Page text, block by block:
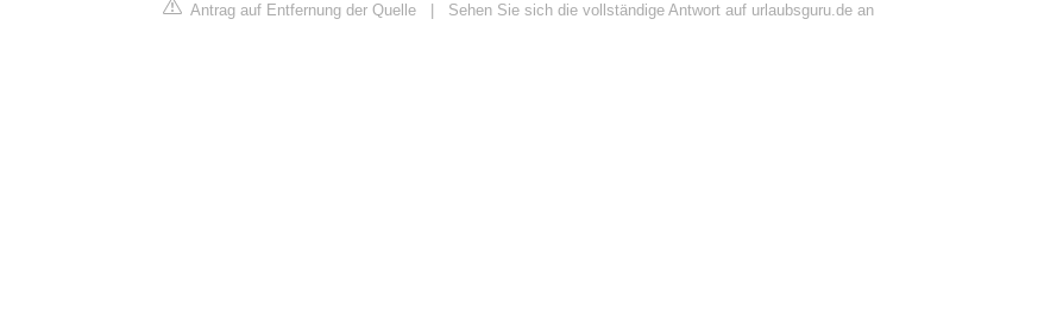
Antrag auf Entfernung der Quelle Sehen Sie sich die vollständige Antwort auf urlaubsguru.de an